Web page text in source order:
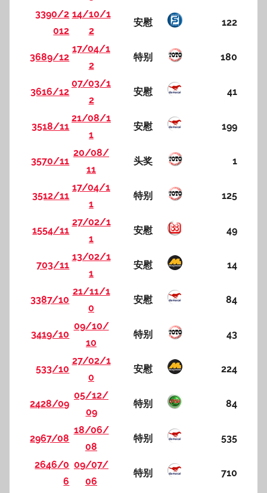
3390/2
012
14/10/1
2
安慰 122
3689/12
17/04/1
2
特别 180
3616/12
07/03/1
2
安慰 41
3518/11
21/08/1
1
安慰 199
3570/11
20/08/
11
头奖 1
3512/11
17/04/1
1
特别 125
1554/11
27/02/1
1
安慰 49
703/11
13/02/1
1
安慰 14
3387/10
21/11/1
0
安慰 84
3419/10
09/10/
10
特别 43
533/10
27/02/1
0
安慰 224
2428/09
05/12/
09
特别 84
2967/08
18/06/
08
特别 535
2646/0
6
09/07/
06
特别 710